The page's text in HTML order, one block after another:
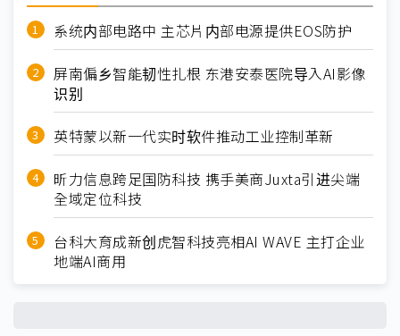
系统内部电路中 主芯片内部电源提供EOS防护
屏南偏乡智能韧性扎根 东港安泰医院导入AI影像
识别
英特蒙以新一代实时软件推动工业控制革新
昕力信息跨足国防科技 携手美商Juxta引进尖端
全域定位科技
台科大育成新创虎智科技亮相AI WAVE 主打企业
地端AI商用